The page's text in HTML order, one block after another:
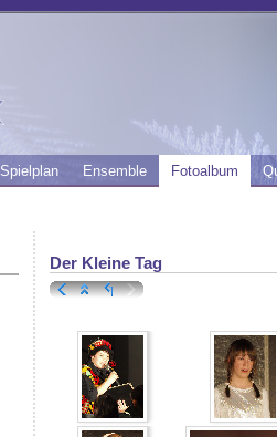
Spielplan Ensemble Fotoalbum
Der Kleine Tag